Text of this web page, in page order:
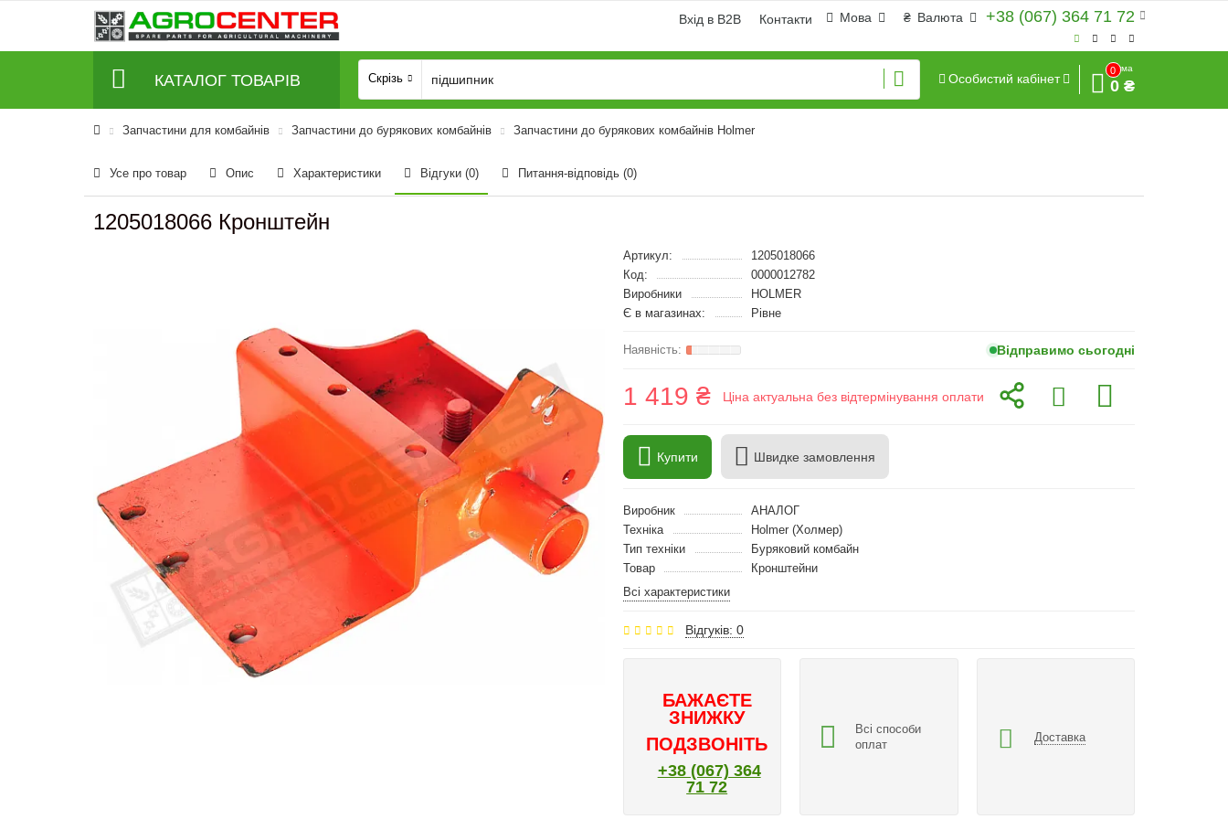
+38 (067) 364 71 72
₴ Валюта
Мова
Вхід в B2B Контакти
КАТАЛОГ ТОВАРІВ Скрізь Особистий кабінет
0
Сума
0 ₴
Запчастини для комбайнів Запчастини до бурякових комбайнів Запчастини до бурякових комбайнів Holmer
Усе про товар Опис Характеристики Відгуки (0) Питання-відповідь (0)
1205018066 Кронштейн
Артикул:
1205018066
Код:
0000012782
Виробники
HOLMER
Є в магазинах:
Рівне
Відправимо сьогодні
1 419 ₴ Ціна актуальна без відтермінування оплати
Купити Швидке замовлення
Виробник
АНАЛОГ
Техніка
Holmer (Холмер)
Тип техніки
Буряковий комбайн
Товар
Кронштейни
Всі характеристики
Відгуків: 0
БАЖАЄТЕ
ЗНИЖКУ
ПОДЗВОНІТЬ
+38 (067) 364
71 72
Всі способи
оплат
Доставка